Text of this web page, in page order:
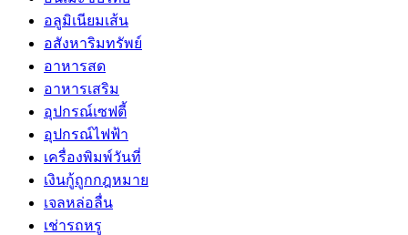
อลูมิเนียมเส้น
อสังหาริมทรัพย์
อาหารสด
อาหารเสริม
อุปกรณ์เซฟตี้
อุปกรณ์ไฟฟ้า
เครื่องพิมพ์วันที่
เงินกู้ถูกกฎหมาย
เจลหล่อลื่น
เช่ารถหรู